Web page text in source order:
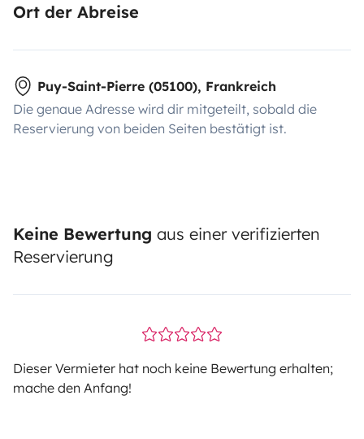
Ort der Abreise
Puy-Saint-Pierre (05100), Frankreich
Die genaue Adresse wird dir mitgeteilt, sobald die
Reservierung von beiden Seiten bestätigt ist.
Keine Bewertung aus einer verifizierten
Reservierung
Dieser Vermieter hat noch keine Bewertung erhalten;
mache den Anfang!